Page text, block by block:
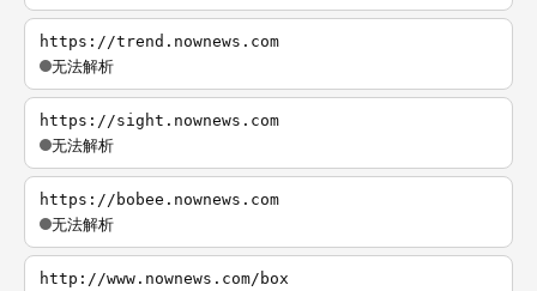
https://trend.nownews.com
无法解析
https://sight.nownews.com
无法解析
https://bobee.nownews.com
无法解析
http://www.nownews.com/box